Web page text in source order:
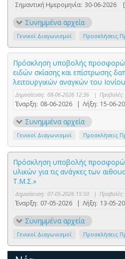
Σημαντική Ημερομηνία: 30-06-2026
Συνημμένα αρχεία
Γενικοί Διαγωνισμοί Προσκλήσεις
Πρόσκληση υποβολής
ειδών σκίασης και επίστρωσης
λειτουργικών αναγκών του
Δημοσίευση: 08-06-2026 12:36 | Προβολές:
Έναρξη: 08-06-2026 | Λήξη: 15-06-
Συνημμένα αρχεία
Γενικοί Διαγωνισμοί Προσκλήσεις
Πρόσκληση υποβολής
υλικών για τις ανάγκες των
Τ.Μ.Σ.»
Δημοσίευση: 07-05-2026 15:50 | Προβολές:
Έναρξη: 07-05-2026 | Λήξη: 13-05-
Συνημμένα αρχεία
Γενικοί Διαγωνισμοί Προσκλήσεις